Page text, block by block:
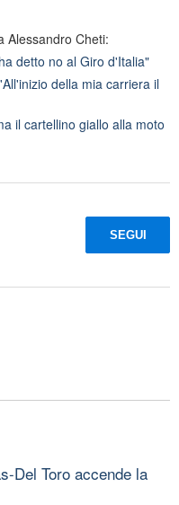
Alessandro Cheti:
detto no al Giro d'Italia"
della mia carriera il
il cartellino giallo alla moto
SEGUI
Del Toro accende la